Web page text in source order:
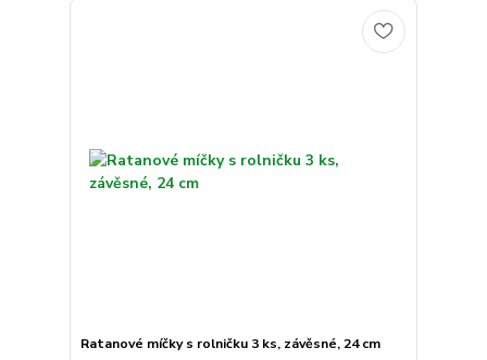
Ratanové míčky s rolničku 3 ks, závěsné, 24 cm